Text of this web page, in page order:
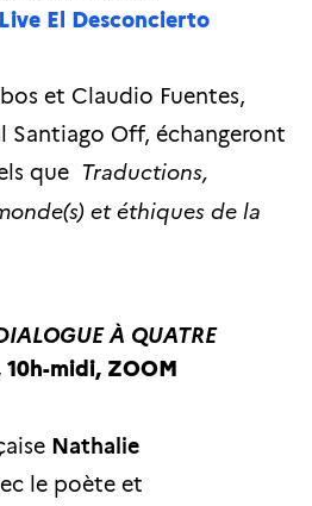
El Desconcierto
et Claudio Fuentes,
Santiago Off, échangeront
que Traductions,
et éthiques de la
À QUATRE
midi, ZOOM
Nathalie
le poète et